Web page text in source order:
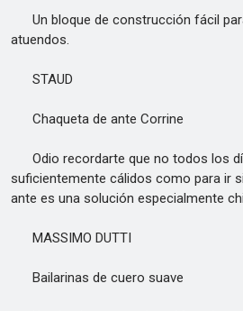
Un bloque de construcción fácil
atuendos.
STAUD
Chaqueta de ante Corrine
Odio recordarte que no todos los
suficientemente cálidos como para ir
ante es una solución especialmente
MASSIMO DUTTI
Bailarinas de cuero suave